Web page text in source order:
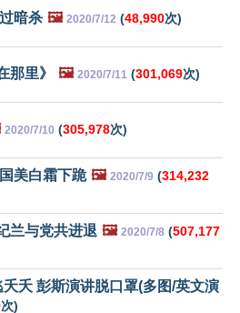
暗杀 🖼️ 2020/7/12 (48,990次)
那里》 🖼️ 2020/7/11 (301,069次)
2020/7/10 (305,978次)
美白霜下跪 🖼️ 2020/7/9 (314,232
兰与党共进退 🖼️ 2020/7/8 (507,177
夭 彭斯演讲脱口罩(多图/英文演
次)